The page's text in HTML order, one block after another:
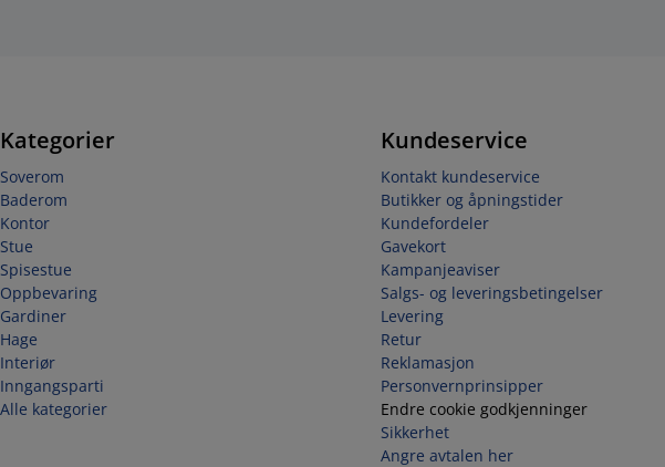
Kategorier
Soverom
Baderom
Kontor
Stue
Spisestue
Oppbevaring
Gardiner
Hage
Interiør
Inngangsparti
Alle kategorier
Kundeservice
Kontakt kundeservice
Butikker og åpningstider
Kundefordeler
Gavekort
Kampanjeaviser
Salgs- og leveringsbetingelser
Levering
Retur
Reklamasjon
Personvernprinsipper
Endre cookie godkjenninger
Sikkerhet
Angre avtalen her